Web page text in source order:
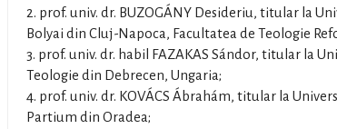
2. prof. univ. dr. BUZOGÁNY Desideriu, titular la
Bolyai din Cluj-Napoca, Facultatea de Teologie
3. prof. univ. dr. habil FAZAKAS Sándor, titular la
Teologie din Debrecen, Ungaria;
4. prof. univ. dr. KOVÁCS Ábrahám, titular la
Partium din Oradea;